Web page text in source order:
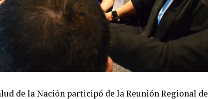
de la Nación participó de la Reunión Regional de